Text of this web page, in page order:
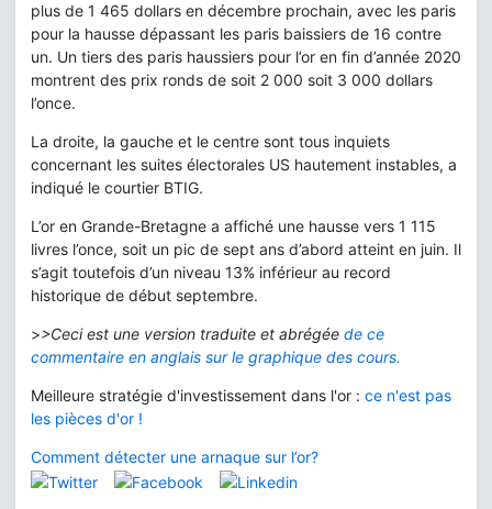
plus de 1 465 dollars en décembre prochain, avec les paris
pour la hausse dépassant les paris baissiers de 16 contre
un. Un tiers des paris haussiers pour l’or en fin d’année 2020
montrent des prix ronds de soit 2 000 soit 3 000 dollars
l’once.
La droite, la gauche et le centre sont tous inquiets
concernant les suites électorales US hautement instables, a
indiqué le courtier BTIG.
L’or en Grande-Bretagne a affiché une hausse vers 1 115
livres l’once, soit un pic de sept ans d’abord atteint en juin. Il
s’agit toutefois d’un niveau 13% inférieur au record
historique de début septembre.
>>Ceci est une version traduite et abrégée de ce
commentaire en anglais sur le graphique des cours.
Meilleure stratégie d'investissement dans l'or : ce n'est pas
les pièces d'or !
Comment détecter une arnaque sur l’or?